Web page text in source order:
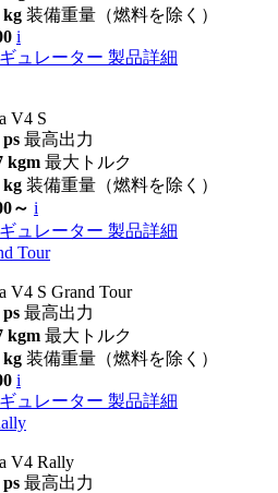
kg 装備重量（燃料を除く）
i
ュレーター 製品詳細
V4 S
ps 最高出力
kgm 最大トルク
kg 装備重量（燃料を除く）
～ i
ュレーター 製品詳細
Tour
V4 S Grand Tour
ps 最高出力
kgm 最大トルク
kg 装備重量（燃料を除く）
i
ュレーター 製品詳細
V4 Rally
ps 最高出力